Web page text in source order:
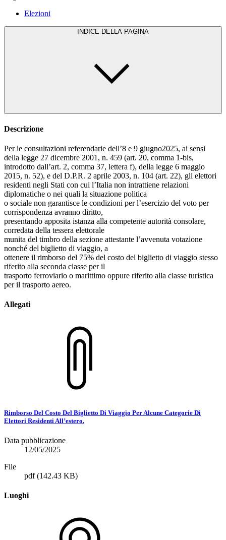
Elezioni
INDICE DELLA PAGINA
Descrizione
Per le consultazioni referendarie dell’8 e 9 giugno2025, ai sensi
della legge 27 dicembre 2001, n. 459 (art. 20, comma 1-bis,
introdotto dall’art. 2, comma 37, lettera f), della legge 6 maggio
2015, n. 52), e del D.P.R. 2 aprile 2003, n. 104 (art. 22), gli elettori
residenti negli Stati con cui l’Italia non intrattiene relazioni
diplomatiche o nei quali la situazione politica
o sociale non garantisce le condizioni per l’esercizio del voto per
corrispondenza avranno diritto,
presentando apposita istanza alla competente autorità consolare,
corredata della tessera elettorale
munita del timbro della sezione attestante l’avvenuta votazione
nonché del biglietto di viaggio, a
ottenere il rimborso del 75% del costo del biglietto di viaggio stesso
riferito alla seconda classe per il
trasporto ferroviario o marittimo oppure riferito alla classe turistica
per il trasporto aereo.
Allegati
Rimborso Del Costo Del Biglietto Di Viaggio Per Alcune Categorie Di
Elettori Residenti All’estero.
Data pubblicazione
12/05/2025
File
pdf(142.43 KB)
Luoghi